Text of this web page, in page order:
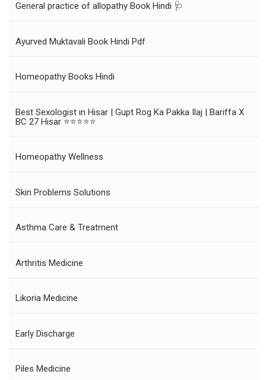
General practice of allopathy Book Hindi 🩺
Ayurved Muktavali Book Hindi Pdf
Homeopathy Books Hindi
Best Sexologist in Hisar | Gupt Rog Ka Pakka Ilaj | Bariffa X
BC 27 Hisar ⭐⭐⭐⭐⭐
Homeopathy Wellness
Skin Problems Solutions
Asthma Care & Treatment
Arthritis Medicine
Likoria Medicine
Early Discharge
Piles Medicine